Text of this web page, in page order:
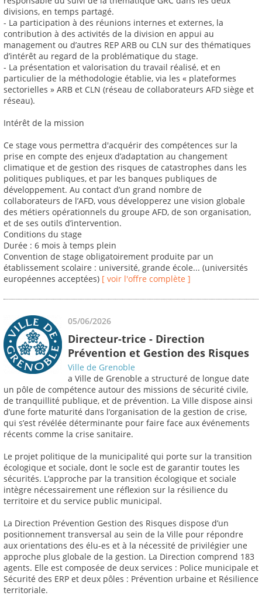
divisions, en temps partagé.
- La participation à des réunions internes et externes, la
contribution à des activités de la division en appui au
management ou d’autres REP ARB ou CLN sur des thématiques
d’intérêt au regard de la problématique du stage.
- La présentation et valorisation du travail réalisé, et en
particulier de la méthodologie établie, via les « plateformes
sectorielles » ARB et CLN (réseau de collaborateurs AFD siège et
réseau).
Intérêt de la mission
Ce stage vous permettra d'acquérir des compétences sur la
prise en compte des enjeux d’adaptation au changement
climatique et de gestion des risques de catastrophes dans les
politiques publiques, et par les banques publiques de
développement. Au contact d’un grand nombre de
collaborateurs de l’AFD, vous développerez une vision globale
des métiers opérationnels du groupe AFD, de son organisation,
et de ses outils d’intervention.
Conditions du stage
Durée : 6 mois à temps plein
Convention de stage obligatoirement produite par un
établissement scolaire : université, grande école... (universités
européennes acceptées) [ voir l'offre complète ]
05/06/2026
Directeur-trice - Direction
Prévention et Gestion des Risques
Ville de Grenoble
a Ville de Grenoble a structuré de longue date
un pôle de compétence autour des missions de sécurité civile,
de tranquillité publique, et de prévention. La Ville dispose ainsi
d’une forte maturité dans l’organisation de la gestion de crise,
qui s’est révélée déterminante pour faire face aux événements
récents comme la crise sanitaire.
Le projet politique de la municipalité qui porte sur la transition
écologique et sociale, dont le socle est de garantir toutes les
sécurités. L’approche par la transition écologique et sociale
intègre nécessairement une réflexion sur la résilience du
territoire et du service public municipal.
La Direction Prévention Gestion des Risques dispose d’un
positionnement transversal au sein de la Ville pour répondre
aux orientations des élu-es et à la nécessité de privilégier une
approche plus globale de la gestion. La Direction comprend 183
agents. Elle est composée de deux services : Police municipale et
Sécurité des ERP et deux pôles : Prévention urbaine et Résilience
territoriale.